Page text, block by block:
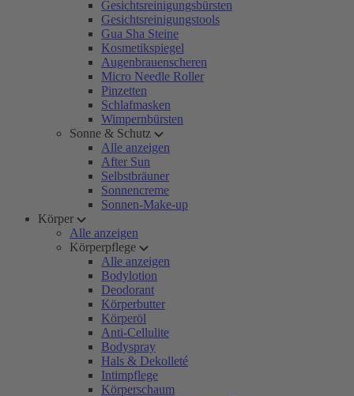
Gesichtsreinigungsbürsten
Gesichtsreinigungstools
Gua Sha Steine
Kosmetikspiegel
Augenbrauenscheren
Micro Needle Roller
Pinzetten
Schlafmasken
Wimpernbürsten
Sonne & Schutz
Alle anzeigen
After Sun
Selbstbräuner
Sonnencreme
Sonnen-Make-up
Körper
Alle anzeigen
Körperpflege
Alle anzeigen
Bodylotion
Deodorant
Körperbutter
Körperöl
Anti-Cellulite
Bodyspray
Hals & Dekolleté
Intimpflege
Körperschaum